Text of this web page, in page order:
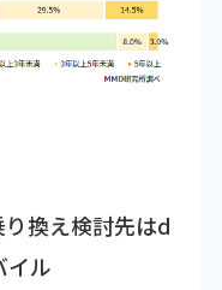
換え検討先はd
イル